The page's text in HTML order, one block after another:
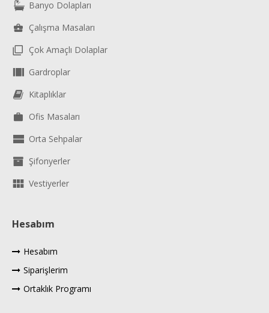
Banyo Dolapları
Çalışma Masaları
Çok Amaçlı Dolaplar
Gardroplar
Kitaplıklar
Ofis Masaları
Orta Sehpalar
Şifonyerler
Vestiyerler
Hesabım
Hesabım
Siparişlerim
Ortaklık Programı